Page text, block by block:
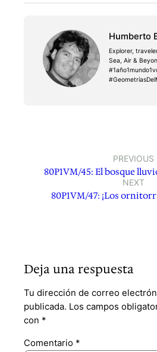
Humberto
Explorer,
Sea, Air &
PREVIOUS
80P1VM/45: El bosque
NEXT
80P1VM/47: ¡Los
Deja una respuesta
Tu dirección de correo
publicada. Los campos
con *
Comentario *